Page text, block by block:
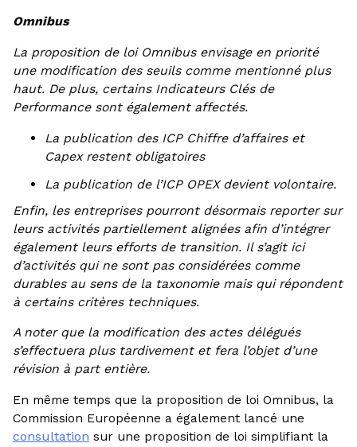
Omnibus
La proposition de loi Omnibus envisage en priorité
une modification des seuils comme mentionné plus
haut. De plus, certains Indicateurs Clés de
Performance sont également affectés.
La publication des ICP Chiffre d’affaires et
Capex restent obligatoires
La publication de l’ICP OPEX devient volontaire.
Enfin, les entreprises pourront désormais reporter sur
leurs activités partiellement alignées afin d’intégrer
également leurs efforts de transition. Il s’agit ici
d’activités qui ne sont pas considérées comme
durables au sens de la taxonomie mais qui répondent
à certains critères techniques.
A noter que la modification des actes délégués
s’effectuera plus tardivement et fera l’objet d’une
révision à part entière.
En même temps que la proposition de loi Omnibus, la
Commission Européenne a également lancé une
consultation sur une proposition de loi simplifiant la